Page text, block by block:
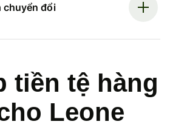
chuyển đổi
tiền tệ hàng
Leone